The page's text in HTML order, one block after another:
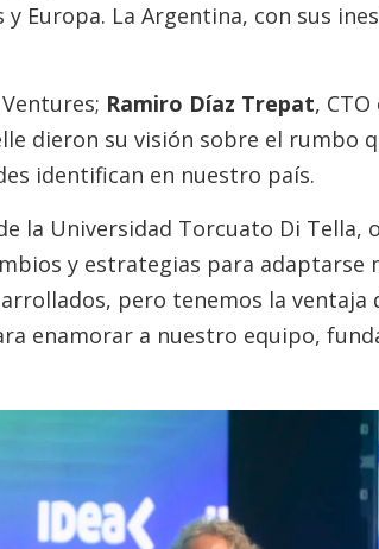
Europa. La Argentina, con sus
Ramiro Díaz Trepat,
dieron su visión sobre el rumbo
identifican en nuestro país.
la Universidad Torcuato Di Tella,
y estrategias para adaptarse
pero tenemos la ventaja
enamorar a nuestro equipo,